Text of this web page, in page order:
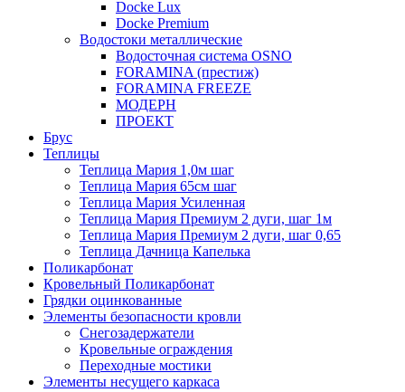
Docke Lux
Docke Premium
Водостоки металлические
Водосточная система OSNO
FORAMINA (престиж)
FORAMINA FREEZE
МОДЕРН
ПРОЕКТ
Брус
Теплицы
Теплица Мария 1,0м шаг
Теплица Мария 65см шаг
Теплица Мария Усиленная
Теплица Мария Премиум 2 дуги, шаг 1м
Теплица Мария Премиум 2 дуги, шаг 0,65
Теплица Дачница Капелька
Поликарбонат
Кровельный Поликарбонат
Грядки оцинкованные
Элементы безопасности кровли
Снегозадержатели
Кровельные ограждения
Переходные мостики
Элементы несущего каркаса